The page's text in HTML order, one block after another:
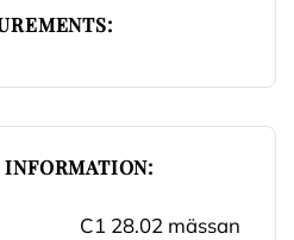
C1 28.02 mässan